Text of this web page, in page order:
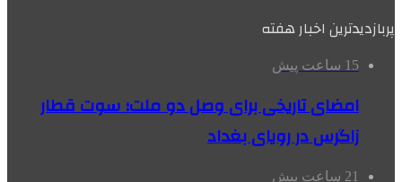
پربازدیدترین اخبار هفته
15 ساعت پیش
امضای تاریخی برای وصل دو ملت؛ سوت قطار
زاگرس در رویای بغداد
21 ساعت پیش